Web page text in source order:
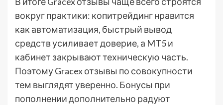
вокруг практики: копитрейдинг нравится
как автоматизация, быстрый вывод
средств усиливает доверие, а MT5 и
кабинет закрывают техническую часть.
Поэтому Gracex отзывы по совокупности
тем выглядят уверенно. Бонусы при
пополнении дополнительно радуют